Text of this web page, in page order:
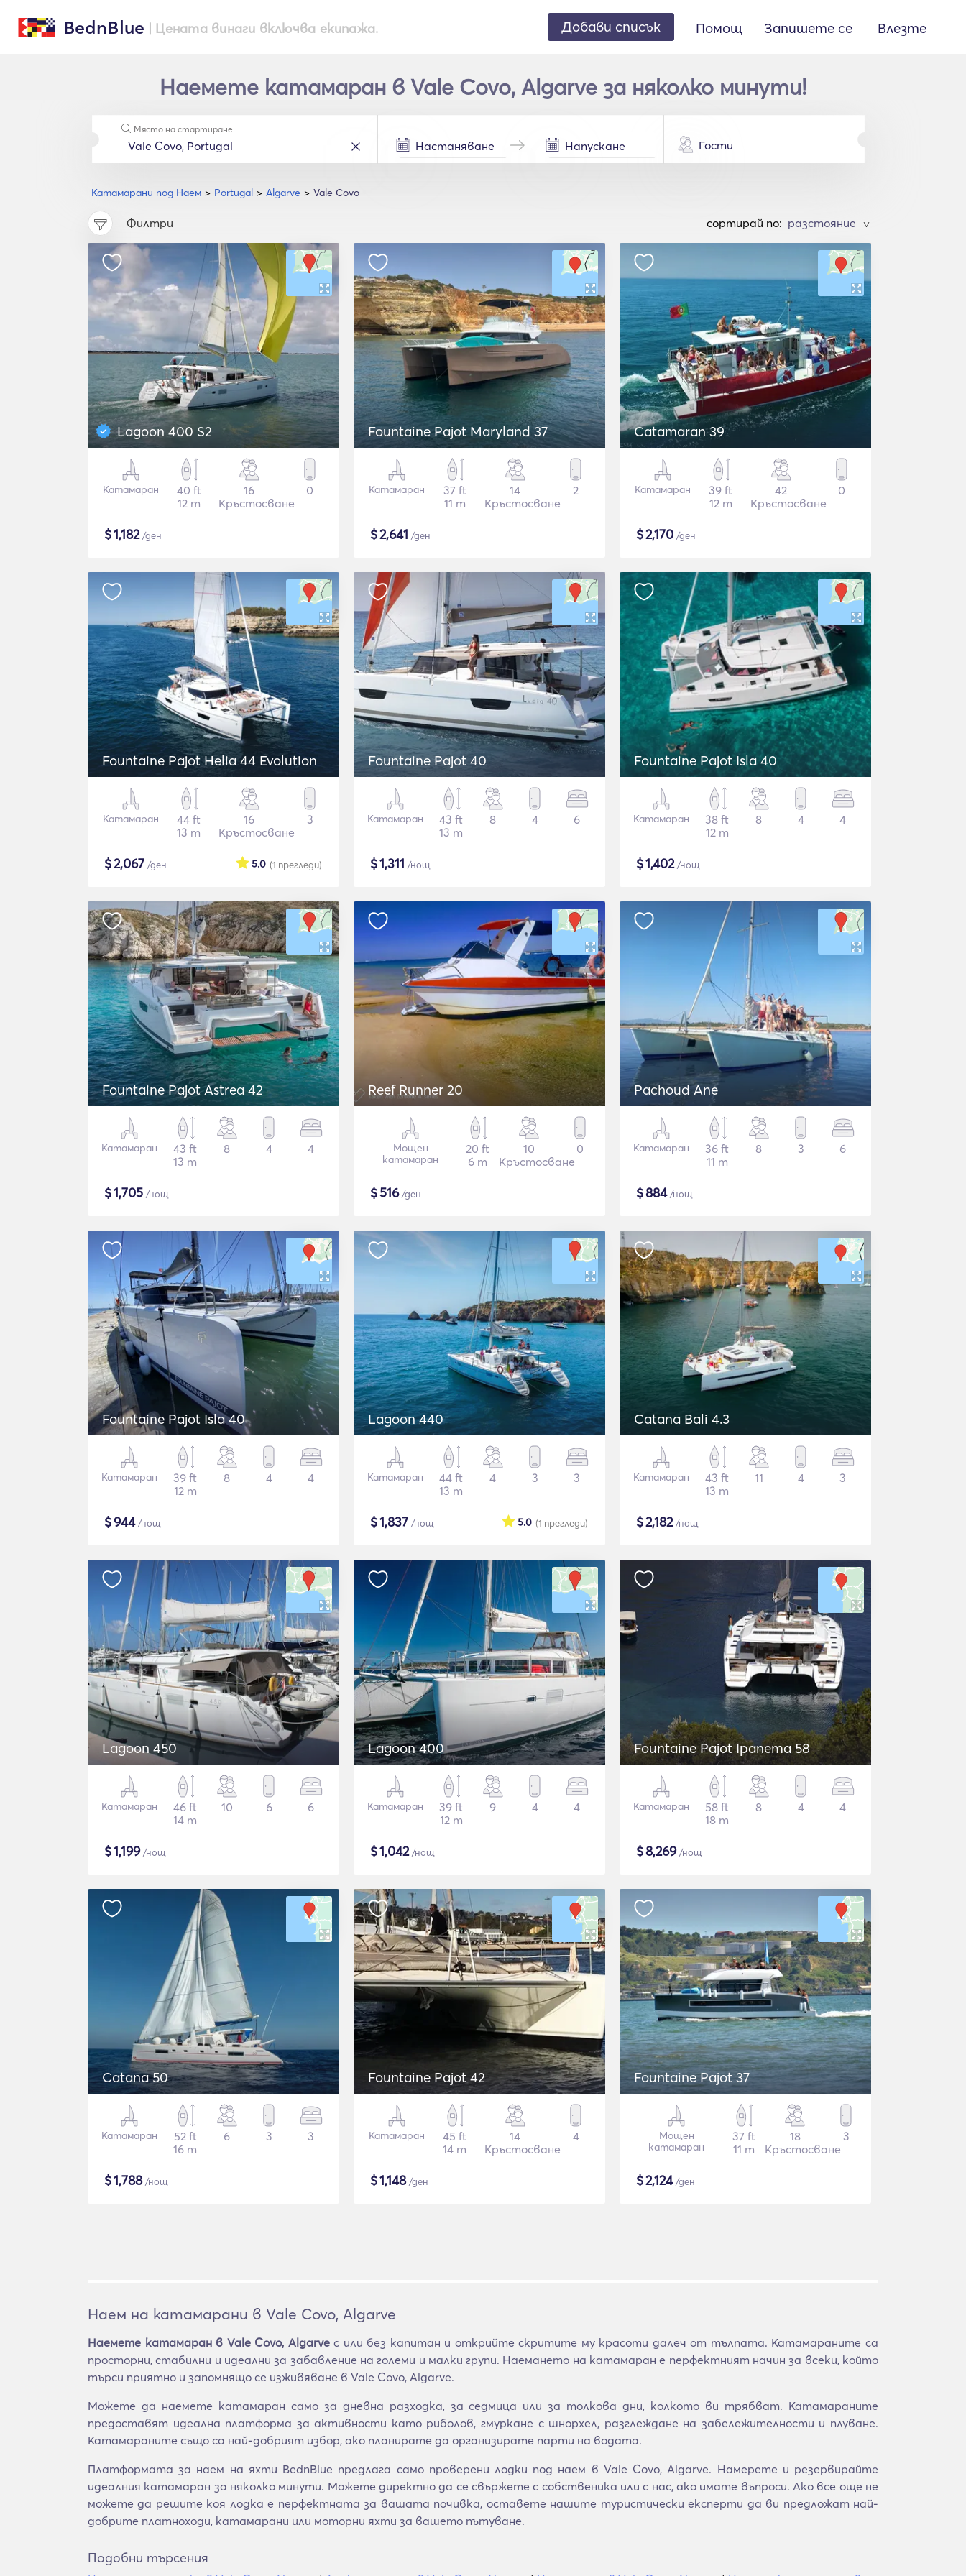
BednBlue | Цената винаги включва екипажа. Добави списък Помощ Запишете се Влезте
Наемете катамаран в Vale Covo, Algarve за няколко минути!
Катамарани под Наем Portugal Algarve Vale Covo
Място на стартиране
Гости
Филтри cортирай по: >
Lagoon 400 S2
Катамаран
40 ft
12 m
16
Кръстосване
0
$1,182/ден
Fountaine Pajot Maryland 37
Катамаран
37 ft
11 m
14
Кръстосване
2
$2,641 /ден
Catamaran 39
Катамаран
39 ft
12 m
42
Кръстосване
0
$2,170 /ден
Fountaine Pajot Helia 44 Evolution
Катамаран
44 ft
13 m
16
Кръстосване
3
$2,067 /ден (1 прегледи)
5.0
Fountaine Pajot 40
Катамаран
43 ft
13 m
8 4 6
$1,311 /нощ
Fountaine Pajot Isla 40
Катамаран
38 ft
12 m
8 4 4
$1,402/нощ
Fountaine Pajot Astrea 42
Катамаран
43 ft
13 m
8 4 4
$1,705 /нощ
Reef Runner 20
Мощен
катамаран
20 ft
6 m
10
Кръстосване
0
$516/ден
Pachoud Ane
Катамаран
36 ft
11 m
8 3 6
$884/нощ
Fountaine Pajot Isla 40
Катамаран
39 ft
12 m
8 4 4
$944/нощ
Lagoon 440
Катамаран
44 ft
13 m
4 3 3
$1,837 /нощ (1 прегледи)
5.0
Catana Bali 4.3
Катамаран
43 ft
13 m
11 4 3
$2,182/нощ
Lagoon 450
Катамаран
46 ft
14 m
10 6 6
$1,199/нощ
Lagoon 400
Катамаран
39 ft
12 m
9 4 4
$1,042/нощ
Fountaine Pajot Ipanema 58
Катамаран
58 ft
18 m
8 4 4
$8,269/нощ
Catana 50
Катамаран
52 ft
16 m
6 3 3
$1,788/нощ
Fountaine Pajot 42
Катамаран
45 ft
14 m
14
Кръстосване
4
$1,148/ден
Fountaine Pajot 37
Мощен
катамаран
37 ft
11 m
18
Кръстосване
3
$2,124/ден
Наем на катамарани в Vale Covo, Algarve
Наемете катамаран в Vale Covo, Algarveс или без капитан и открийте скритите му красоти далеч от тълпата. Катамараните са
просторни, стабилни и идеални за забавление на големи и малки групи. Наемането на катамаран е перфектният начин за всеки, който
търси приятно и запомнящо се изживяване в Vale Covo, Algarve.
Можете да наемете катамаран само за дневна разходка, за седмица или за толкова дни, колкото ви трябват. Катамараните
предоставят идеална платформа за активности като риболов, гмуркане с шнорхел, разглеждане на забележителности и плуване.
Катамараните също са най-добрият избор, ако планирате да организирате парти на водата.
Платформата за наем на яхти BednBlue предлага само проверени лодки под наем в Vale Covo, Algarve. Намерете и резервирайте
идеалния катамаран за няколко минути. Можете директно да се свържете с собственика или с нас, ако имате въпроси. Ако все още не
можете да решите коя лодка е перфектната за вашата почивка, оставете нашите туристически експерти да ви предложат най-
добрите платноходи, катамарани или моторни яхти за вашето пътуване.
Подобни търсения